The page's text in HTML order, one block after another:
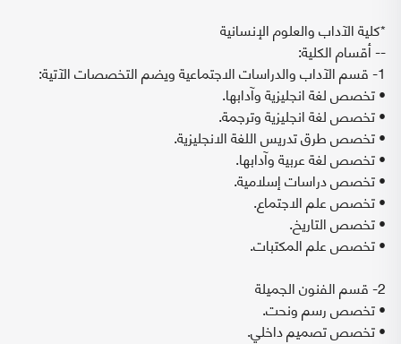
*كلية الآداب والعلوم الإنسانية
-- أقسام الكلية:
1- قسم الآداب والدراسات الاجتماعية ويضم التخصصات الآتية:
• تخصص لغة انجليزية وآدابها.
• تخصص لغة انجليزية وترجمة.
• تخصص طرق تدريس اللغة الانجليزية.
• تخصص لغة عربية وآدابها.
• تخصص دراسات إسلامية.
• تخصص علم الاجتماع.
• تخصص التاريخ.
• تخصص علم المكتبات.
2- قسم الفنون الجميلة
• تخصص رسم ونحت.
• تخصص تصميم داخلي.